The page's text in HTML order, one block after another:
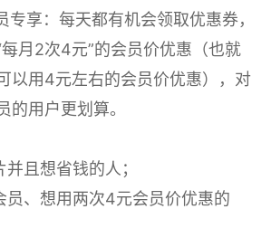
专享：每天都有机会领取优惠券，
月2次4元”的会员价优惠（也就
以用4元左右的会员价优惠），对
的用户更划算。
且想省钱的人；
员、想用两次4元会员价优惠的